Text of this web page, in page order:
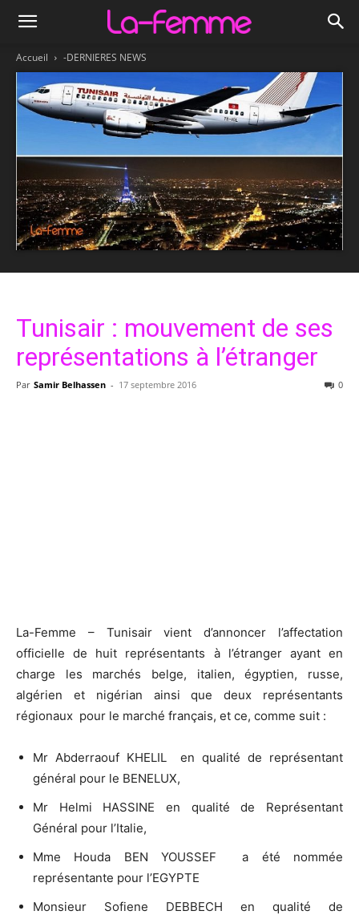
Accueil -DERNIERES NEWS
Tunisair : mouvement de ses
représentations à l’étranger
Par Samir Belhassen - 17 septembre 2016 0
La-Femme – Tunisair vient d’annoncer l’affectation
officielle de huit représentants à l’étranger ayant en
charge les marchés belge, italien, égyptien, russe,
algérien et nigérian ainsi que deux représentants
régionaux pour le marché français, et ce, comme suit :
Mr Abderraouf KHELIL en qualité de représentant
général pour le BENELUX,
Mr Helmi HASSINE en qualité de Représentant
Général pour l’Italie,
Mme Houda BEN YOUSSEF a été nommée
représentante pour l’EGYPTE
Monsieur Sofiene DEBBECH en qualité de